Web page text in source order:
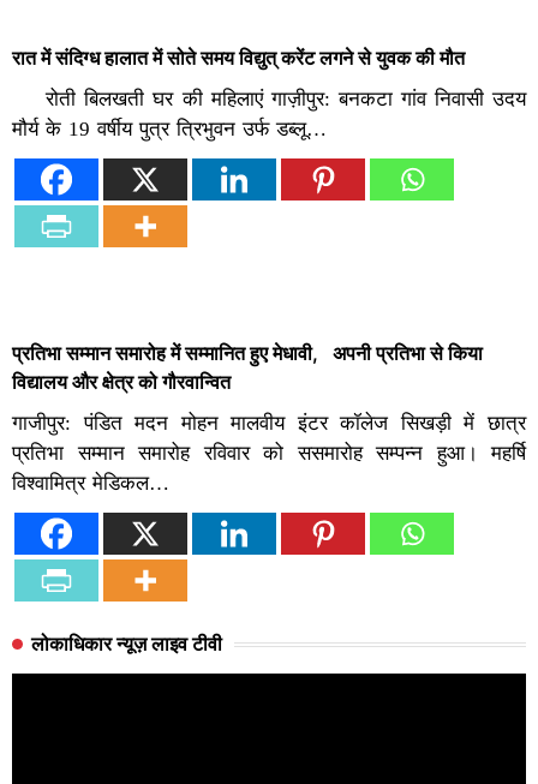
रात में संदिग्ध हालात में सोते समय विद्युत् करेंट लगने से युवक की मौत
रोती बिलखती घर की महिलाएं गाज़ीपुर: बनकटा गांव निवासी उदय
मौर्य के 19 वर्षीय पुत्र त्रिभुवन उर्फ डब्लू…
प्रतिभा सम्मान समारोह में सम्मानित हुए मेधावी, अपनी प्रतिभा से किया
विद्यालय और क्षेत्र को गौरवान्वित
गाजीपुर: पंडित मदन मोहन मालवीय इंटर कॉलेज सिखड़ी में छात्र
प्रतिभा सम्मान समारोह रविवार को ससमारोह सम्पन्न हुआ। महर्षि
विश्वामित्र मेडिकल…
लोकाधिकार न्यूज़ लाइव टीवी